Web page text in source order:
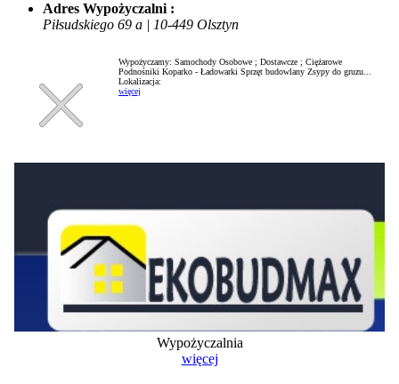
Adres Wypożyczalni :
Piłsudskiego 69 a | 10-449 Olsztyn
Wypożyczamy: Samochody Osobowe ; Dostawcze ; Ciężarowe
Podnośniki Koparko - Ładowarki Sprzęt budowlany Zsypy do gruzu...
Lokalizacja:
więcej
Wypożyczalnia
więcej